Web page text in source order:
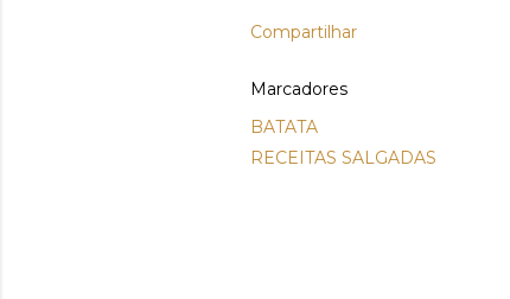
Compartilhar
Marcadores
BATATA
RECEITAS SALGADAS